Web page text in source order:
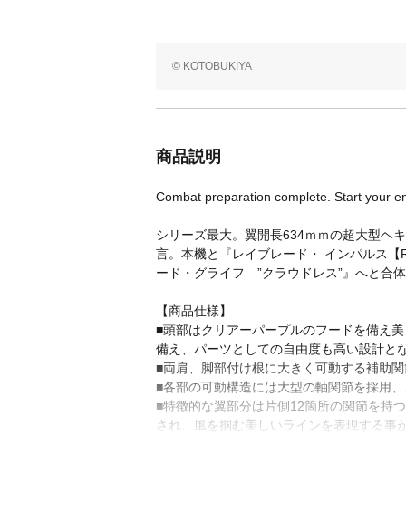
© KOTOBUKIYA
商品説明
Combat preparation complete. Start your
シリーズ最大。翼開長634ｍｍの超大型ヘ
言。本機と『レイブレード・ インパルス
ード・グライフ ”クラウドレス”』へと合
【商品仕様】
■頭部はクリアーパープルのフードを備え
備え、パーツとしての自由度も高い設計と
■両肩、脚部付け根に大きく可動する補助
■各部の可動構造には大型の軸関節を採用
■特徴的な翼部分は片側12箇所の関節を持
され、風を掴む美しいラインを表現する事